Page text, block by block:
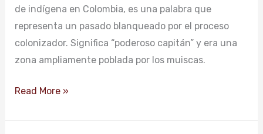
de indígena en Colombia, es una palabra que
representa un pasado blanqueado por el proceso
colonizador. Significa “poderoso capitán” y era una
zona ampliamente poblada por los muiscas.
Read More »